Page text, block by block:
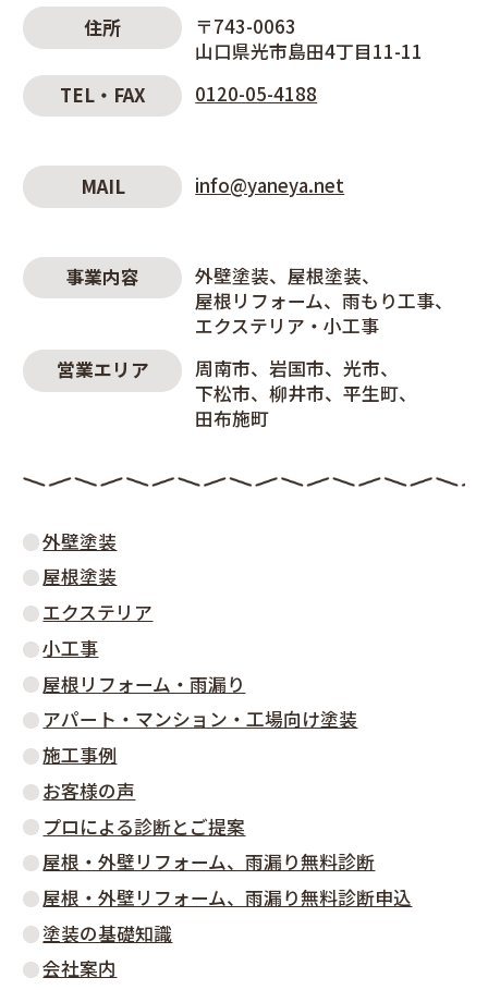
住所
〒743-0063
山口県光市島田4丁目11-11
TEL・FAX
0120-05-4188
MAIL info@yaneya.net
事業内容 外壁塗装
屋根塗装
屋根リフォーム
雨もり工事
エクステリア・小工事
営業エリア
周南市 岩国市
光市
下松市
柳井市
平生町
田布施町
外壁塗装
屋根塗装
エクステリア
小工事
屋根リフォーム・雨漏り
アパート・マンション・工場向け塗装
施工事例
お客様の声
プロによる診断とご提案
屋根・外壁リフォーム、雨漏り無料診断
屋根・外壁リフォーム、雨漏り無料診断申込
塗装の基礎知識
会社案内